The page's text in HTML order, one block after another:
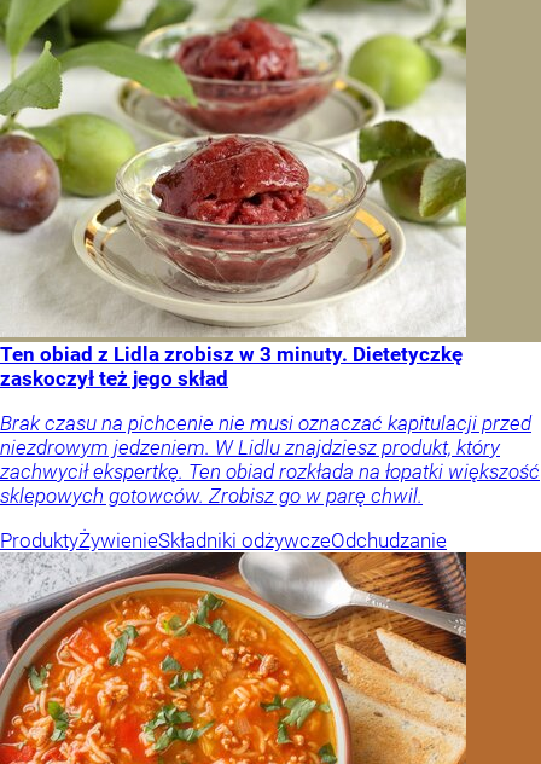
Ten obiad z Lidla zrobisz w 3 minuty. Dietetyczkę
zaskoczył też jego skład
Brak czasu na pichcenie nie musi oznaczać kapitulacji przed
niezdrowym jedzeniem. W Lidlu znajdziesz produkt, który
zachwycił ekspertkę. Ten obiad rozkłada na łopatki większość
sklepowych gotowców. Zrobisz go w parę chwil.
ProduktyŻywienieSkładniki odżywczeOdchudzanie